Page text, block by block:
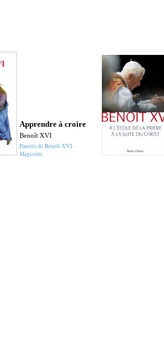
Apprendre à croire
Benoît XVI
Paroles de Benoît XVI -
Magistère